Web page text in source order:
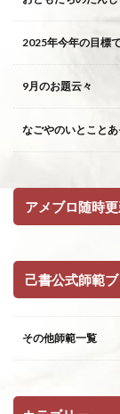
2025年今年の目標
9月のお題云々
なごやのいとこと
アメブロ随時
己書公式師範
その他師範一覧